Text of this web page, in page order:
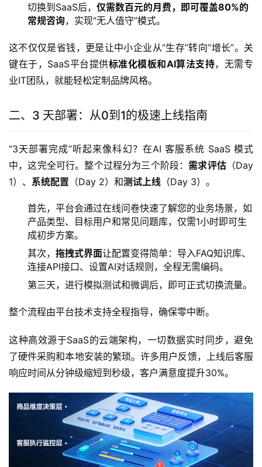
切换到SaaS后， 仅需数百元的月费，即可覆盖80%的
常规咨询，实现“无人值守”模式。
这不仅仅是省钱，更是让中小企业从“生存”转向“增长”。关
键在于，SaaS平台提供标准化模板和AI算法支持，无需专
业IT团队，就能轻松定制品牌风格。
二、3 天部署：从0到1的极速上线指南
“3天部署完成”听起来像科幻？在AI 客服系统 SaaS 模式
中，这完全可行。整个过程分为三个阶段：需求评估（Day
1）、 系统配置 （Day 2）和测试上线 （Day 3）。
首先，平台会通过在线问卷快速了解您的业务场景，如
产品类型、目标用户和常见问题库，仅需1小时即可生
成初步方案。
其次， 拖拽式界面让配置变得简单：导入FAQ知识库、
连接API接口、设置AI对话规则，全程无需编码。
第三天，进行模拟测试和微调后，即可正式切换流量。
整个流程由平台技术支持全程指导，确保零中断。
这种高效源于SaaS的云端架构，一切数据实时同步，避免
了硬件采购和本地安装的繁琐。许多用户反馈，上线后客服
响应时间从分钟级缩短到秒级，客户满意度提升30%。